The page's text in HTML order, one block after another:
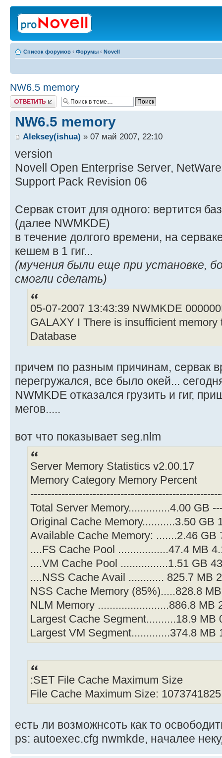
Список форумов ‹ Форумы ‹ Novell
NW6.5 memory
Ответить
NW6.5 memory
Aleksey(ishua) » 07 май 2007, 22:10
version
Novell Open Enterprise Server,
Support Pack Revision 06
Сервак стоит для одного: вертится
(далее NWMKDE)
в течение долгого времени, на
кешем в 1 гиг...
(мучения были еще при установке,
смогли сделать)
05-07-2007 13:43:39 NWMKDE
GALAXY I There is insufficient
Database
причем по разным причинам, сервак
перегружался, все было окей...
NWMKDE отказался грузить и гиг,
мегов.....
вот что показывает seg.nlm
Server Memory Statistics v2.00.17
Memory Category Memory Percent
Total Server Memory..............4.00 GB
Original Cache Memory...........3.50 GB
Available Cache Memory: .......2.46 GB
....FS Cache Pool .................47.4 MB
....VM Cache Pool ................1.51 GB
....NSS Cache Avail ............ 825.7 MB
NSS Cache Memory (85%).....828.8
NLM Memory ........................886.8 MB
Largest Cache Segment..........18.9 MB
Largest VM Segment.............374.8 MB
:SET File Cache Maximum Size
File Cache Maximum Size: 1073741825
есть ли возможнсоть как то
ps: autoexec.cfg nwmkde, началее